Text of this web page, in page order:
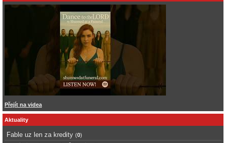
Přejít na videa
Aktuality
Fable uz len za kredity (0)